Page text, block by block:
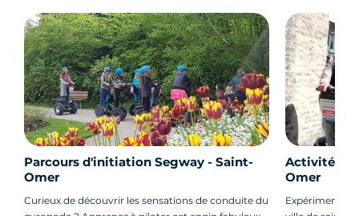
Parcours d'initiation Segway - Saint-
Omer
Curieux de découvrir les sensations de conduite du
Activité
Omer
Expérimentez